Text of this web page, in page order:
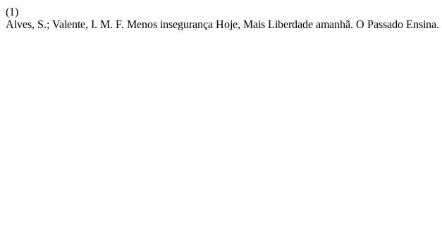
(1)
Alves, S.; Valente, I. M. F. Menos insegurança Hoje, Mais Liberdade amanhã. O Passado Ensina.